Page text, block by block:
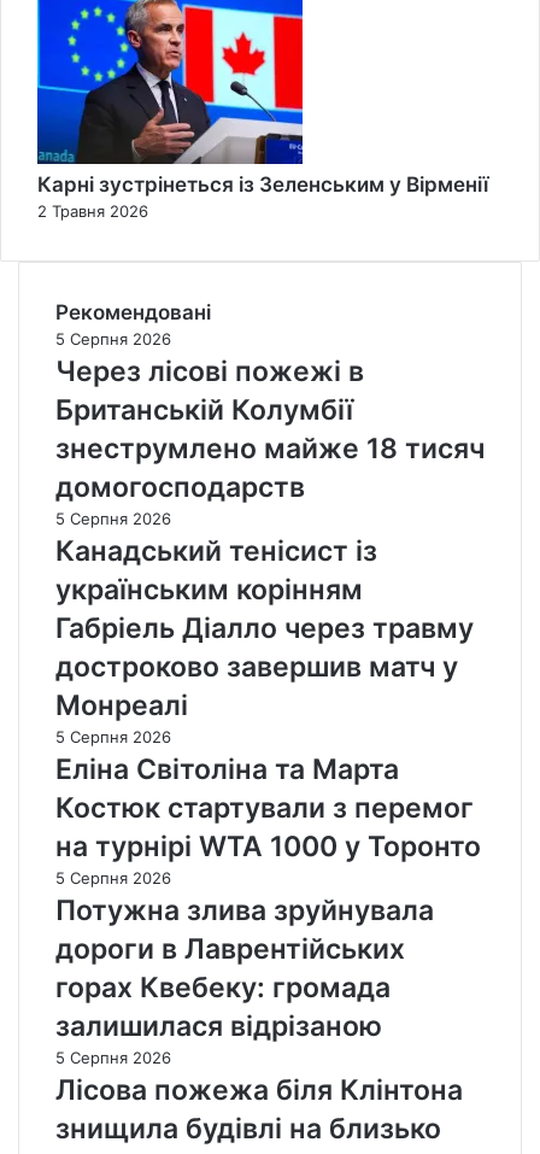
Карні зустрінеться із Зеленським у Вірменії
2 Травня 2026
Рекомендовані
5 Серпня 2026
Через лісові пожежі в
Британській Колумбії
знеструмлено майже 18 тисяч
домогосподарств
5 Серпня 2026
Канадський тенісист із
українським корінням
Габріель Діалло через травму
достроково завершив матч у
Монреалі
5 Серпня 2026
Еліна Світоліна та Марта
Костюк стартували з перемог
на турнірі WTA 1000 у Торонто
5 Серпня 2026
Потужна злива зруйнувала
дороги в Лаврентійських
горах Квебеку: громада
залишилася відрізаною
5 Серпня 2026
Лісова пожежа біля Клінтона
знищила будівлі на близько